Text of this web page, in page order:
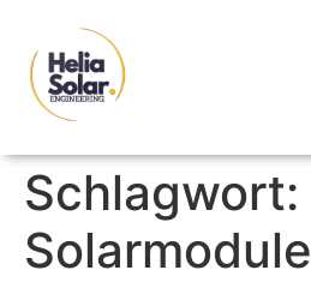
Schlagwort:
Solarmodule